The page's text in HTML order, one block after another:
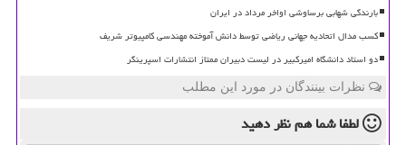
بارندگی شهابی برساوشی اواخر مرداد در ایران
کسب مدال اتحادیه جهانی ریاضی توسط دانش آموخته مهندسی کامپیوتر شریف
دو استاد دانشگاه امیرکبیر در لیست دبیران ممتاز انتشارات اسپرینگر
نظرات بینندگان در مورد این مطلب
لطفا شما همنظر دهید